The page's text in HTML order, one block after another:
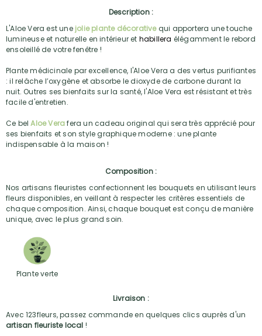
Description :
L'Aloe Vera est une jolie plante décorativequi apportera une touche
lumineuse et naturelle en intérieur et habillera élégamment le rebord
ensoleillé de votre fenêtre !
Plante médicinale par excellence, l'Aloe Vera a des vertus purifiantes
: il relâche l’oxygène et absorbe le dioxyde de carbone durant la
nuit. Outres ses bienfaits sur la santé, l'Aloe Vera est résistant et très
facile d'entretien.
Ce belAloe Verafera un cadeau original qui sera très apprécié pour
ses bienfaits et son style graphique moderne : une plante
indispensable à la maison !
Composition :
Nos artisans fleuristes confectionnent les bouquets en utilisant leurs
fleurs disponibles, en veillant à respecter les critères essentiels de
chaque composition. Ainsi, chaque bouquet est conçu de manière
unique, avec le plus grand soin.
Plante verte
Livraison :
Avec 123fleurs, passez commande en quelques clics auprès d'un
artisan fleuriste local !